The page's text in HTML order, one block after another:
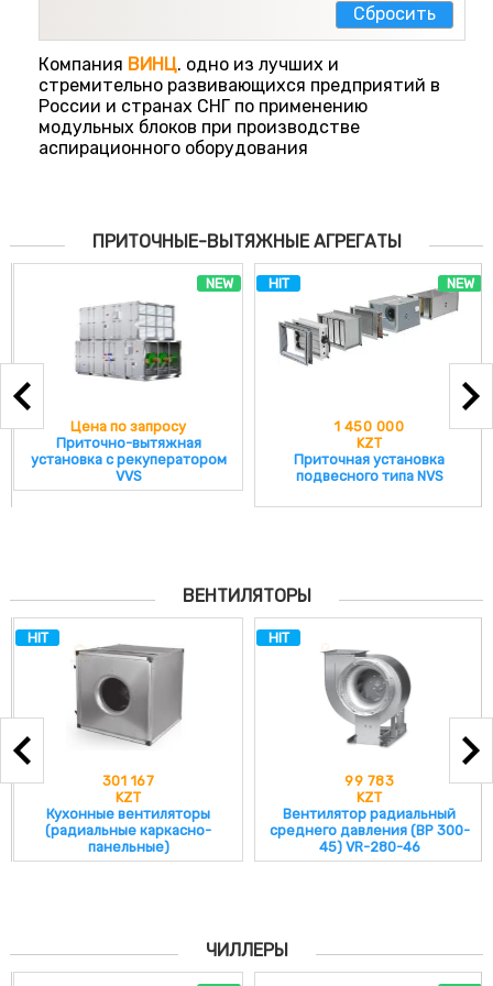
Cбросить
Компания ВИНЦ. одно из лучших и
стремительно развивающихся предприятий в
России и странах СНГ по применению
модульных блоков при производстве
аспирационного оборудования
ПРИТОЧНЫЕ-ВЫТЯЖНЫЕ АГРЕГАТЫ
NEW
Цена по запросу
Приточно-вытяжная
установка с рекуператором
VVS
NEW
HIT
1 450 000
KZT
Приточная установка
подвесного типа NVS
ВЕНТИЛЯТОРЫ
HIT
301 167
KZT
Кухонные вентиляторы
(радиальные каркасно-
панельные)
HIT
99 783
KZT
Вентилятор радиальный
среднего давления (ВР 300-
45) VR-280-46
ЧИЛЛЕРЫ